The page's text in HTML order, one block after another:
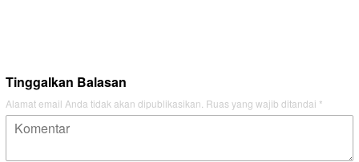
Tinggalkan Balasan
Alamat email Anda tidak akan dipublikasikan. Ruas yang wajib ditandai *